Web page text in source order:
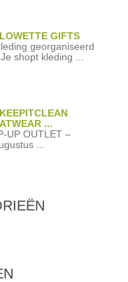
GIFTS
georganiseerd
shopt kleding ...
...
UP OUTLET –
...